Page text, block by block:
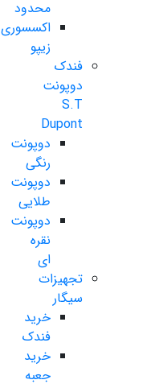
محدود
اکسسوری
زیپو
فندک
دوپونت
S.T
Dupont
دوپونت
رنگی
دوپونت
طلایی
دوپونت
نقره
ای
تجهیزات
سیگار
خرید
فندک
خرید
جعبه